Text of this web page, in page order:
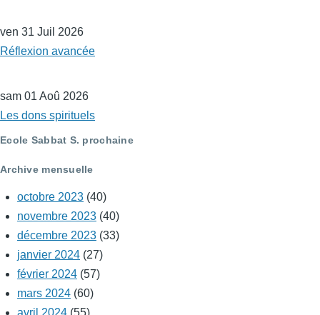
ven 31 Juil 2026
Réflexion avancée
sam 01 Aoû 2026
Les dons spirituels
Ecole Sabbat S. prochaine
Archive mensuelle
octobre 2023 (40)
novembre 2023 (40)
décembre 2023 (33)
janvier 2024 (27)
février 2024 (57)
mars 2024 (60)
avril 2024 (55)